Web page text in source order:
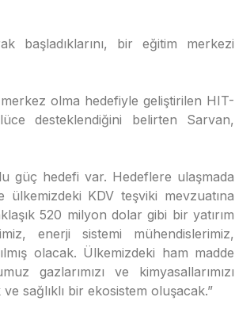
başladıklarını, bir eğitim merkezi
olma hedefiyle geliştirilen HIT-
desteklendiğini belirten Sarvan,
güç hedefi var. Hedeflere ulaşmada
KDV teşviki mevzuatına
520 milyon dolar gibi bir yatırım
enerji sistemi mühendislerimiz,
olacak. Ülkemizdeki ham madde
gazlarımızı ve kimyasallarımızı
sağlıklı bir ekosistem oluşacak.”